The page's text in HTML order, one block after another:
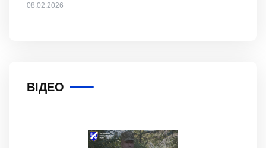
08.02.2026
ВІДЕО